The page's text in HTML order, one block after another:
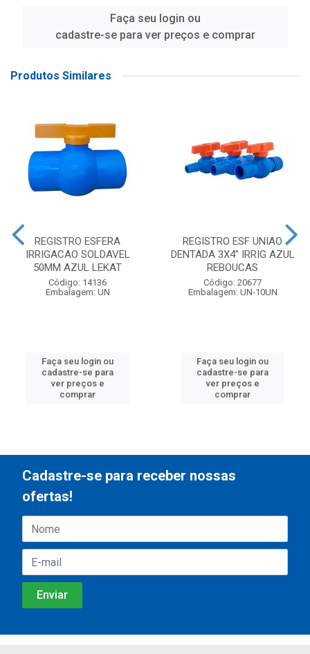
Faça seu login ou
cadastre-se para ver preços e comprar
Produtos Similares
REGISTRO ESFERA
IRRIGACAO SOLDAVEL
50MM AZUL LEKAT
Código: 14136
Embalagem: UN
Faça seu login ou
cadastre-se para
ver preços e
comprar
REGISTRO ESF UNIAO
DENTADA 3X4” IRRIG AZUL
REBOUCAS
Código: 20677
Embalagem: UN-10UN
Faça seu login ou
cadastre-se para
ver preços e
comprar
Cadastre-se para receber nossas
ofertas!